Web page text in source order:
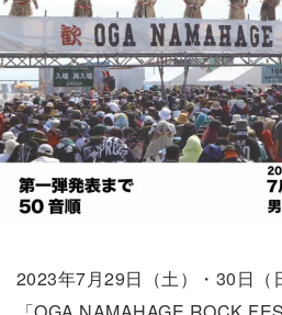
2023年7月29日（土）・30日（